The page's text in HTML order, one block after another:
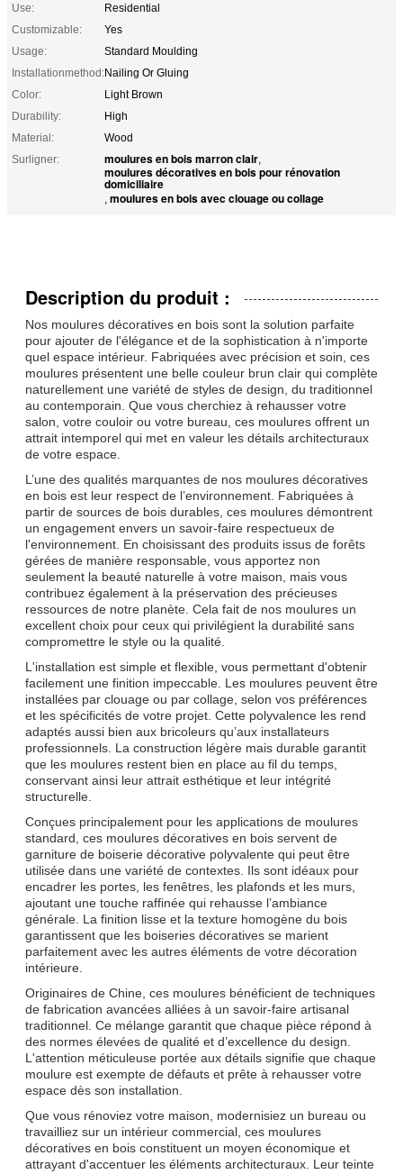
Use:
Residential
Customizable:
Yes
Usage:
Standard Moulding
Installationmethod:Nailing Or Gluing
Color:
Light Brown
Durability:
High
Material:
Wood
Surligner:
moulures en bois marron clair,
moulures décoratives en bois pour rénovation
domiciliaire
, moulures en bois avec clouage ou collage
Description du produit :
Nos moulures décoratives en bois sont la solution parfaite
pour ajouter de l'élégance et de la sophistication à n'importe
quel espace intérieur. Fabriquées avec précision et soin, ces
moulures présentent une belle couleur brun clair qui complète
naturellement une variété de styles de design, du traditionnel
au contemporain. Que vous cherchiez à rehausser votre
salon, votre couloir ou votre bureau, ces moulures offrent un
attrait intemporel qui met en valeur les détails architecturaux
de votre espace.
L’une des qualités marquantes de nos moulures décoratives
en bois est leur respect de l’environnement. Fabriquées à
partir de sources de bois durables, ces moulures démontrent
un engagement envers un savoir-faire respectueux de
l'environnement. En choisissant des produits issus de forêts
gérées de manière responsable, vous apportez non
seulement la beauté naturelle à votre maison, mais vous
contribuez également à la préservation des précieuses
ressources de notre planète. Cela fait de nos moulures un
excellent choix pour ceux qui privilégient la durabilité sans
compromettre le style ou la qualité.
L'installation est simple et flexible, vous permettant d'obtenir
facilement une finition impeccable. Les moulures peuvent être
installées par clouage ou par collage, selon vos préférences
et les spécificités de votre projet. Cette polyvalence les rend
adaptés aussi bien aux bricoleurs qu’aux installateurs
professionnels. La construction légère mais durable garantit
que les moulures restent bien en place au fil du temps,
conservant ainsi leur attrait esthétique et leur intégrité
structurelle.
Conçues principalement pour les applications de moulures
standard, ces moulures décoratives en bois servent de
garniture de boiserie décorative polyvalente qui peut être
utilisée dans une variété de contextes. Ils sont idéaux pour
encadrer les portes, les fenêtres, les plafonds et les murs,
ajoutant une touche raffinée qui rehausse l’ambiance
générale. La finition lisse et la texture homogène du bois
garantissent que les boiseries décoratives se marient
parfaitement avec les autres éléments de votre décoration
intérieure.
Originaires de Chine, ces moulures bénéficient de techniques
de fabrication avancées alliées à un savoir-faire artisanal
traditionnel. Ce mélange garantit que chaque pièce répond à
des normes élevées de qualité et d’excellence du design.
L'attention méticuleuse portée aux détails signifie que chaque
moulure est exempte de défauts et prête à rehausser votre
espace dès son installation.
Que vous rénoviez votre maison, modernisiez un bureau ou
travailliez sur un intérieur commercial, ces moulures
décoratives en bois constituent un moyen économique et
attrayant d'accentuer les éléments architecturaux. Leur teinte